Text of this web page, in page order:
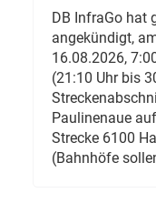
DB InfraGo hat
angekündigt,
16.08.2026,
(21:10 Uhr bis
Paulinenaue
Strecke 6100
(Bahnhöfe